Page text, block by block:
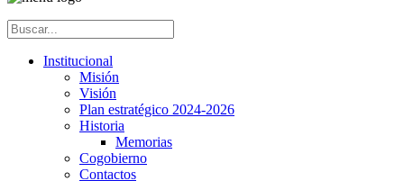
Institucional
Misión
Visión
Plan estratégico 2024-2026
Historia
Memorias
Cogobierno
Contactos